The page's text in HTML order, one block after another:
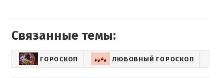
Связанные темы:
ГОРОСКОП ЛЮБОВНЫЙ ГОРОСКОП